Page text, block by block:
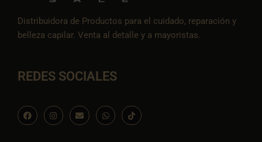
Distribuidora de Productos para el cuidado, reparación y
belleza capilar. Venta al detalle y a mayoristas.
REDES SOCIALES
F
a
c
I
n
s
E
n
v
W
h
a
I
c
o